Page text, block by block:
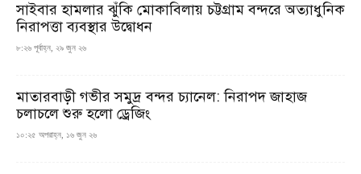
সাইবার হামলার ঝুঁকি মোকাবিলায় চট্টগ্রাম বন্দরে অত্যাধুনিক
নিরাপত্তা ব্যবস্থার উদ্বোধন
৮:২৬ পূর্বাহ্ন, ২৯ জুন ২৬
মাতারবাড়ী গভীর সমুদ্র বন্দর চ্যানেল: নিরাপদ জাহাজ
চলাচলে শুরু হলো ড্রেজিং
১০:২৫ অপরাহ্ন, ১৬ জুন ২৬